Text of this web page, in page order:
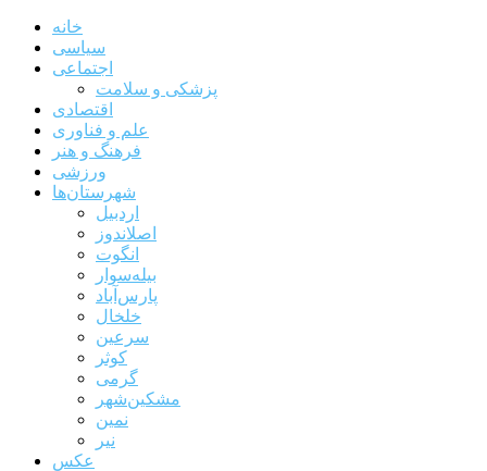
خانه
سیاسی
اجتماعی
پزشکی و سلامت
اقتصادی
علم و فناوری
فرهنگ و هنر
ورزشی
شهرستان‌ها
اردبیل
اصلاندوز
انگوت
بیله‌سوار
پارس‌آباد
خلخال
سرعین
کوثر
گرمی
مشکین‌شهر
نمین
نیر
عکس